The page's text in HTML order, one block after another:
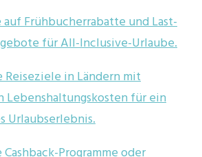
Frühbucherrabatte und Last-
für All-Inclusive-Urlaube.
Reiseziele in Ländern mit
Lebenshaltungskosten für ein
Urlaubserlebnis.